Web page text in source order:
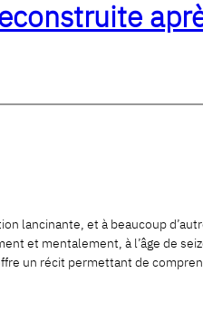
lancinante, et à beaucoup
et mentalement, à l’âge de
un récit permettant de